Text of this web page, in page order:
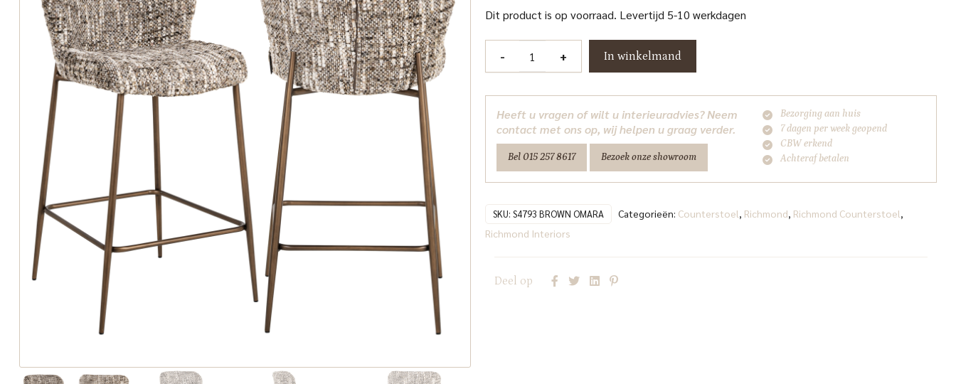
Dit product is op voorraad. Levertijd 5-10 werkdagen
-
Richmond
Interiors
aantal
+ In winkelmand
Heeft u vragen of wilt u interieuradvies? Neem
contact met ons op, wij helpen u graag verder.
Bel 015 257 8617 Bezoek onze showroom
Bezorging aan huis
7 dagen per week geopend
CBW erkend
Achteraf betalen
SKU: S4793 BROWN OMARA Categorieën: Counterstoel, Richmond, Richmond Counterstoel,
Richmond Interiors
Deel op